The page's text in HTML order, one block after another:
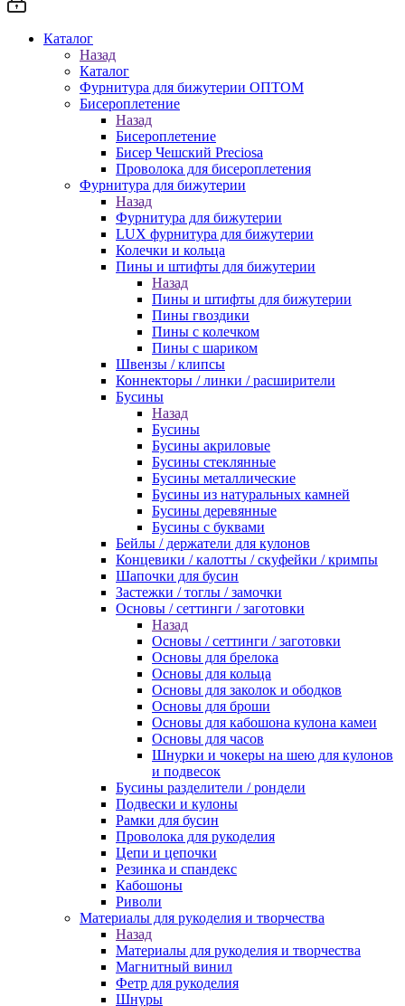
Каталог
Назад
Каталог
Фурнитура для бижутерии ОПТОМ
Бисероплетение
Назад
Бисероплетение
Бисер Чешский Preciosa
Проволока для бисероплетения
Фурнитура для бижутерии
Назад
Фурнитура для бижутерии
LUX фурнитура для бижутерии
Колечки и кольца
Пины и штифты для бижутерии
Назад
Пины и штифты для бижутерии
Пины гвоздики
Пины с колечком
Пины с шариком
Швензы / клипсы
Коннекторы / линки / расширители
Бусины
Назад
Бусины
Бусины акриловые
Бусины стеклянные
Бусины металлические
Бусины из натуральных камней
Бусины деревянные
Бусины с буквами
Бейлы / держатели для кулонов
Концевики / калотты / скуфейки / кримпы
Шапочки для бусин
Застежки / тоглы / замочки
Основы / сеттинги / заготовки
Назад
Основы / сеттинги / заготовки
Основы для брелока
Основы для кольца
Основы для заколок и ободков
Основы для броши
Основы для кабошона кулона камеи
Основы для часов
Шнурки и чокеры на шею для кулонов
и подвесок
Бусины разделители / рондели
Подвески и кулоны
Рамки для бусин
Проволока для рукоделия
Цепи и цепочки
Резинка и спандекс
Кабошоны
Риволи
Материалы для рукоделия и творчества
Назад
Материалы для рукоделия и творчества
Магнитный винил
Фетр для рукоделия
Шнуры